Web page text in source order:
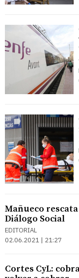
Mañueco
Diálogo Social
EDITORIAL
02.06.2021 | 21:27
Cortes CyL: